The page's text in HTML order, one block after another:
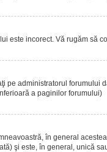
este incorect. Vă rugăm să
administratorul
a paginilor forumului)
în general
şi este, în general, unică